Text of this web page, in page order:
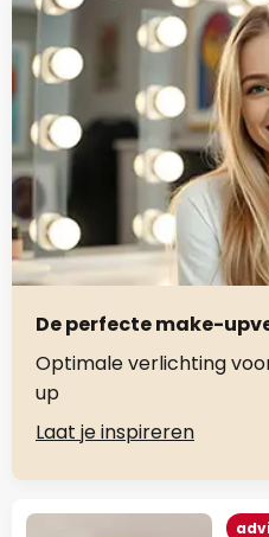
De perfecte make-
Optimale verlichting
up
Laat je inspireren